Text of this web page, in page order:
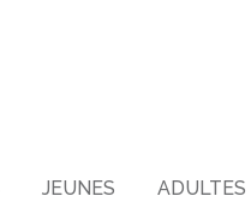
JEUNES ADULTES